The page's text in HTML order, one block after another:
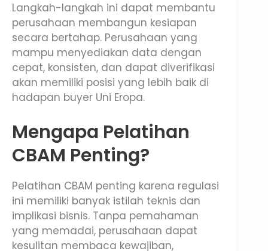
Langkah-langkah ini dapat membantu
perusahaan membangun kesiapan
secara bertahap. Perusahaan yang
mampu menyediakan data dengan
cepat, konsisten, dan dapat diverifikasi
akan memiliki posisi yang lebih baik di
hadapan buyer Uni Eropa.
Mengapa Pelatihan
CBAM Penting?
Pelatihan CBAM penting karena regulasi
ini memiliki banyak istilah teknis dan
implikasi bisnis. Tanpa pemahaman
yang memadai, perusahaan dapat
kesulitan membaca kewajiban,